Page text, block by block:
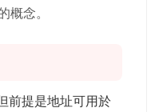
念。
前提是地址可用於